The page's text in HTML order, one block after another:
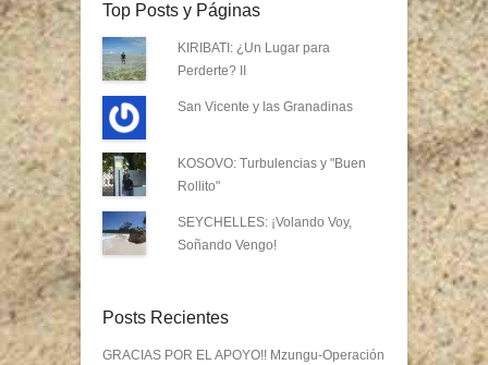
Top Posts y Páginas
KIRIBATI: ¿Un Lugar para
Perderte? II
San Vicente y las Granadinas
KOSOVO: Turbulencias y "Buen
Rollito"
SEYCHELLES: ¡Volando Voy,
Soñando Vengo!
Posts Recientes
GRACIAS POR EL APOYO!! Mzungu-Operación